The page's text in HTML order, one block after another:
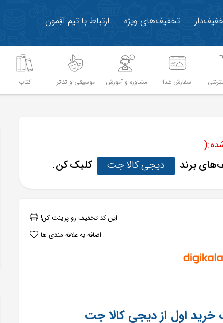
تخفیف‌های ویژه ارتباط با تیم آفِمون
سفارش غذا مشاوره و آموزش موسیقی و تئاتر کتاب
:(
برند دیجی کالا جت کلیک کن.
این کد تخفیف رو پرینت کن!
اضافه به علاقه مندی ها